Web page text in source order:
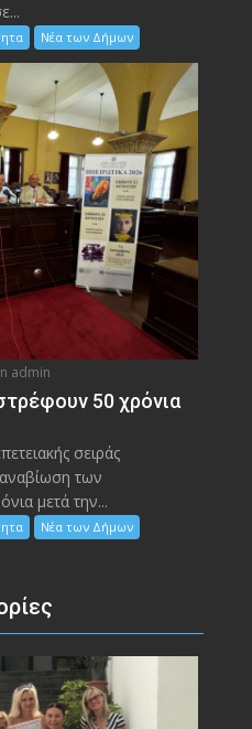
Νέα των Δήμων
admin
50 χρόνια
σειράς
των
μετά την...
Νέα των Δήμων